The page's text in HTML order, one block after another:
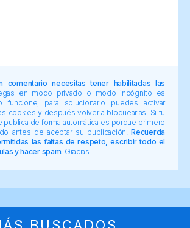
comentario necesitas tener habilitadas las
en modo privado o modo incógnito es
para solucionarlo puedes activar
cookies y después volver a bloquearlas. Si tu
publica de forma automática es porque primero
antes de aceptar su publicación.Recuerda
las faltas de respeto, escribir todo el
y hacer spam. Gracias.